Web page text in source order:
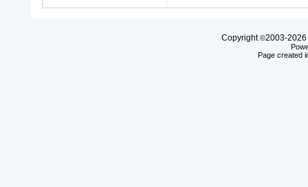
Copyright©2003-2026
Page created